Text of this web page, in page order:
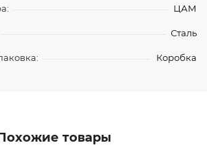
ЦАМ
Сталь
Коробка
товары